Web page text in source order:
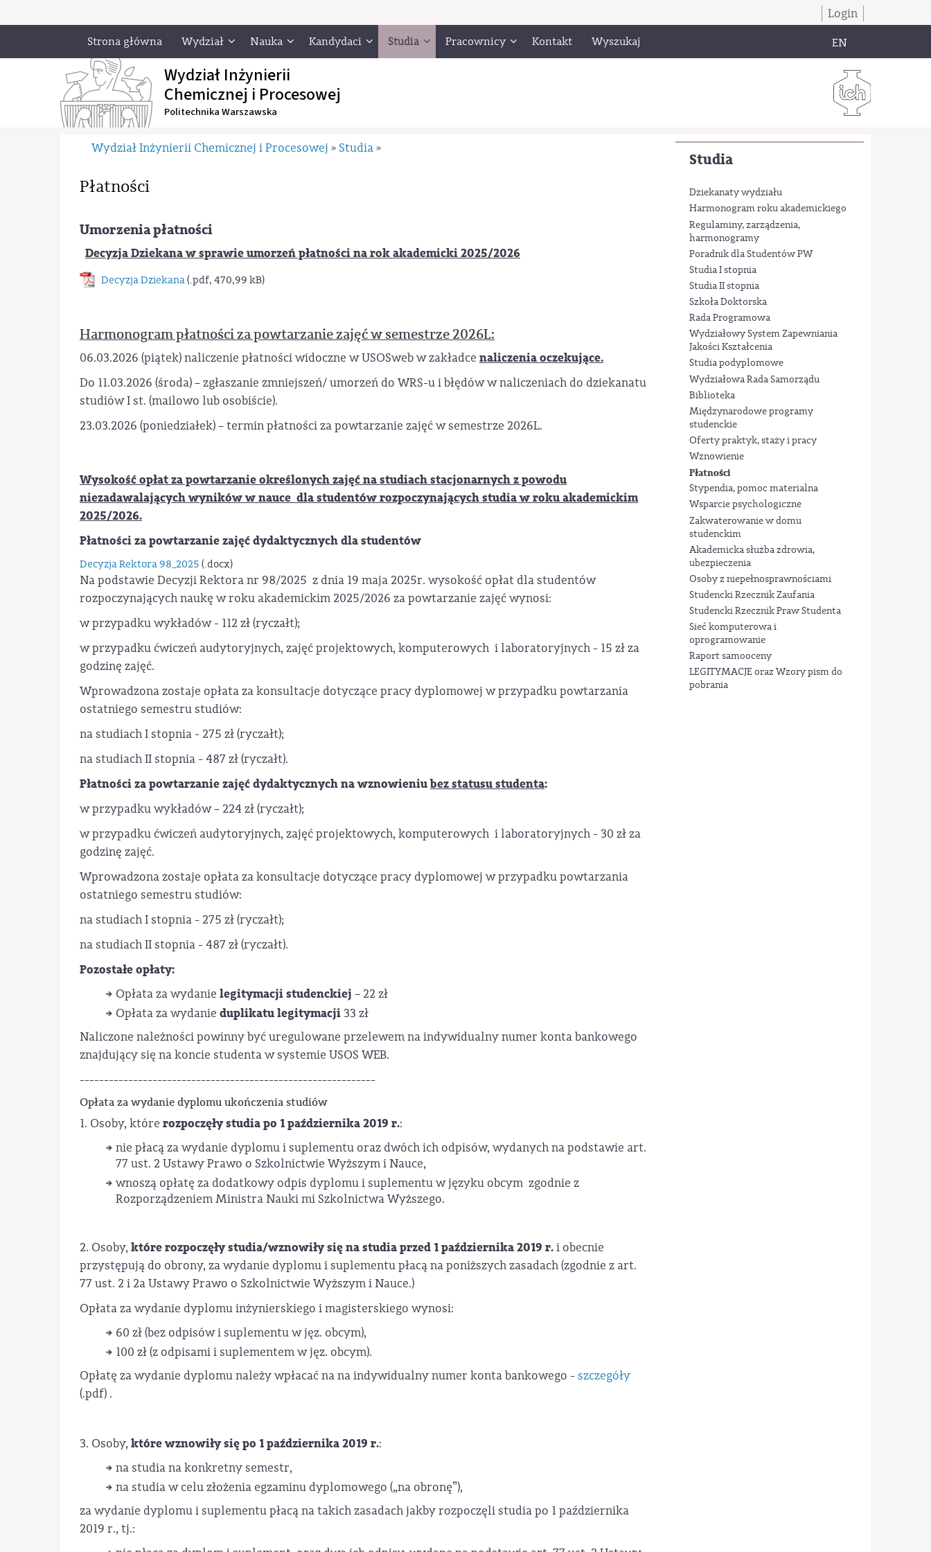
Login
Strona główna Wydział Nauka Kandydaci Studia Pracownicy Kontakt Wyszukaj EN
Wydział Inżynierii
Chemicznej i Procesowej
Politechnika Warszawska
Studia
Dziekanaty wydziału
Harmonogram roku akademickiego
Regulaminy, zarządzenia,
harmonogramy
Poradnik dla Studentów PW
Studia I stopnia
Studia II stopnia
Szkoła Doktorska
Rada Programowa
Wydziałowy System Zapewniania
Jakości Kształcenia
Studia podyplomowe
Wydziałowa Rada Samorządu
Biblioteka
Międzynarodowe programy
studenckie
Oferty praktyk, staży i pracy
Wznowienie
Płatności
Stypendia, pomoc materialna
Wsparcie psychologiczne
Zakwaterowanie w domu
studenckim
Akademicka służba zdrowia,
ubezpieczenia
Osoby z niepełnosprawnościami
Studencki Rzecznik Zaufania
Studencki Rzecznik Praw Studenta
Sieć komputerowa i
oprogramowanie
Raport samooceny
LEGITYMACJE oraz Wzory pism do
pobrania
Wydział Inżynierii Chemicznej i Procesowej » Studia »
Płatności
Umorzenia płatności
Decyzja Dziekana w sprawie umorzeń płatności na rok akademicki 2025/2026
Decyzja Dziekana(.pdf, 470,99 kB)
Harmonogram płatności za powtarzanie zajęć w semestrze 2026L:
06.03.2026 (piątek) naliczenie płatności widoczne w USOSweb w zakładce naliczenia oczekujące.
Do 11.03.2026 (środa) – zgłaszanie zmniejszeń/ umorzeń do WRS-u i błędów w naliczeniach do dziekanatu
studiów I st. (mailowo lub osobiście).
23.03.2026 (poniedziałek) – termin płatności za powtarzanie zajęć w semestrze 2026L.
Wysokość opłat za powtarzanie określonych zajęć na studiach stacjonarnych z powodu
niezadawalających wyników w nauce dla studentów rozpoczynających studia w roku akademickim
2025/2026.
Płatności za powtarzanie zajęć dydaktycznych dla studentów
Decyzja Rektora 98_2025 (.docx)
Na podstawie Decyzji Rektora nr 98/2025 z dnia 19 maja 2025r. wysokość opłat dla studentów
rozpoczynających naukę w roku akademickim 2025/2026 za powtarzanie zajęć wynosi:
w przypadku wykładów - 112 zł (ryczałt);
w przypadku ćwiczeń audytoryjnych, zajęć projektowych, komputerowych i laboratoryjnych - 15 zł za
godzinę zajęć.
Wprowadzona zostaje opłata za konsultacje dotyczące pracy dyplomowej w przypadku powtarzania
ostatniego semestru studiów:
na studiach I stopnia - 275 zł (ryczałt);
na studiach II stopnia - 487 zł (ryczałt).
Płatności za powtarzanie zajęć dydaktycznych na wznowieniubez statusu studenta:
w przypadku wykładów – 224 zł (ryczałt);
w przypadku ćwiczeń audytoryjnych, zajęć projektowych, komputerowych i laboratoryjnych - 30 zł za
godzinę zajęć.
Wprowadzona zostaje opłata za konsultacje dotyczące pracy dyplomowej w przypadku powtarzania
ostatniego semestru studiów:
na studiach I stopnia - 275 zł (ryczałt);
na studiach II stopnia - 487 zł (ryczałt).
Pozostałe opłaty:
Opłata za wydanielegitymacji studenckiej – 22 zł
Opłata za wydanieduplikatu legitymacji 33 zł
Naliczone należności powinny być uregulowane przelewem na indywidualny numer konta bankowego
znajdujący się na koncie studenta w systemie USOS WEB.
-------------------------------------------------------------
Opłata za wydanie dyplomu ukończenia studiów
1. Osoby, które rozpoczęły studia po 1 października 2019 r.:
nie płacą za wydanie dyplomu i suplementu oraz dwóch ich odpisów, wydanych na podstawie art.
77 ust. 2 Ustawy Prawo o Szkolnictwie Wyższym i Nauce,
wnoszą opłatę za dodatkowy odpis dyplomu i suplementu w języku obcym zgodnie z
Rozporządzeniem Ministra Nauki mi Szkolnictwa Wyższego.
2. Osoby, które rozpoczęły studia/wznowiły się na studia przed 1 października 2019 r.i obecnie
przystępują do obrony, za wydanie dyplomu i suplementu płacą na poniższych zasadach (zgodnie z art.
77 ust. 2 i 2a Ustawy Prawo o Szkolnictwie Wyższym i Nauce.)
Opłata za wydanie dyplomu inżynierskiego i magisterskiego wynosi:
60 zł (bez odpisów i suplementu w jęz. obcym),
100 zł (z odpisami i suplementem w jęz. obcym).
Opłatę za wydanie dyplomu należy wpłacać na na indywidualny numer konta bankowego - szczegóły
(.pdf) .
3. Osoby, które wznowiły się po 1 października 2019 r.:
na studia na konkretny semestr,
na studia w celu złożenia egzaminu dyplomowego („na obronę”),
za wydanie dyplomu i suplementu płacą na takich zasadach jakby rozpoczęli studia po 1 października
2019 r., tj.: